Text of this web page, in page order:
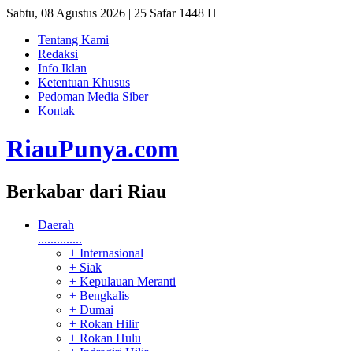
Sabtu, 08 Agustus 2026 | 25 Safar 1448 H
Tentang Kami
Redaksi
Info Iklan
Ketentuan Khusus
Pedoman Media Siber
Kontak
RiauPunya.com
Berkabar dari Riau
Daerah
..............
+ Internasional
+ Siak
+ Kepulauan Meranti
+ Bengkalis
+ Dumai
+ Rokan Hilir
+ Rokan Hulu